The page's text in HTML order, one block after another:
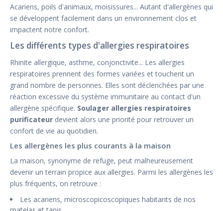
Acariens, poils d'animaux, moisissures... Autant d'allergènes qui
se développent facilement dans un environnement clos et
impactent notre confort.
Les différents types d'allergies respiratoires
Rhinite allergique, asthme, conjonctivite... Les allergies
respiratoires prennent des formes variées et touchent un
grand nombre de personnes. Elles sont déclenchées par une
réaction excessive du système immunitaire au contact d'un
allergène spécifique. Soulager allergies respiratoires
purificateur devient alors une priorité pour retrouver un
confort de vie au quotidien.
Les allergènes les plus courants à la maison
La maison, synonyme de refuge, peut malheureusement
devenir un terrain propice aux allergies. Parmi les allergènes les
plus fréquents, on retrouve :
Les acariens, microscopicoscopiques habitants de nos